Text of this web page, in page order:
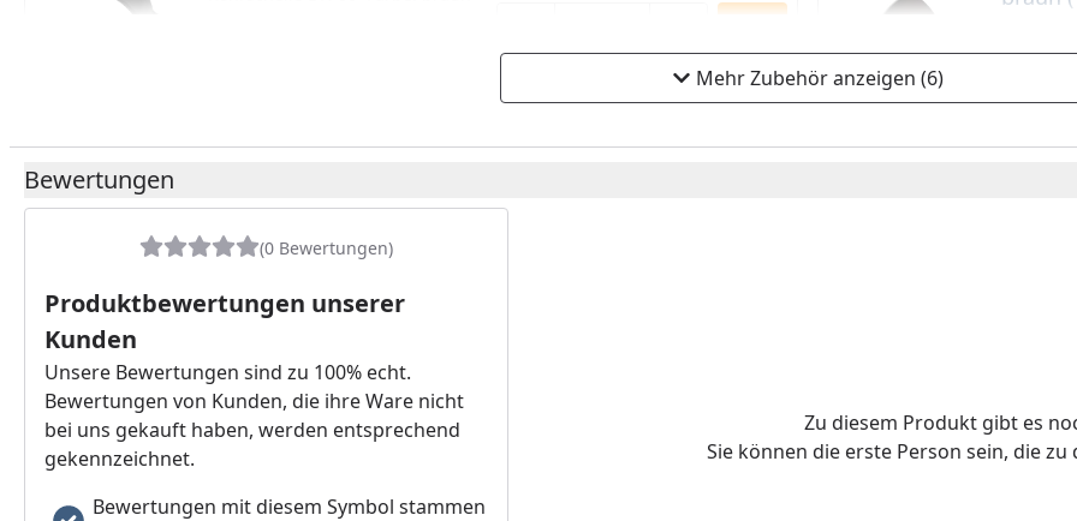
Mehr Zubehör anzeigen (6)
Bewertungen
(0 Bewertungen)
Produktbewertungen unserer
Kunden
Unsere Bewertungen sind zu 100% echt.
Bewertungen von Kunden, die ihre Ware nicht
bei uns gekauft haben, werden entsprechend
gekennzeichnet.
Bewertungen mit diesem Symbol stammen
Zu diesem Produkt gibt es
Sie können die erste Person sein, die